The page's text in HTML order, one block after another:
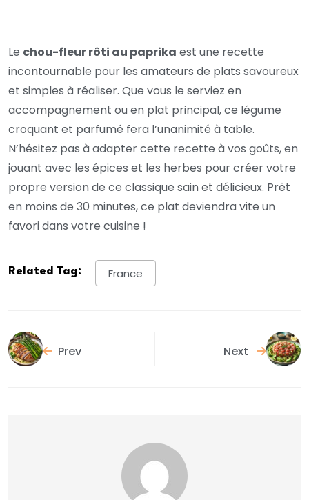
Le chou-fleur rôti au paprika est une recette
incontournable pour les amateurs de plats savoureux
et simples à réaliser. Que vous le serviez en
accompagnement ou en plat principal, ce légume
croquant et parfumé fera l’unanimité à table.
N’hésitez pas à adapter cette recette à vos goûts, en
jouant avec les épices et les herbes pour créer votre
propre version de ce classique sain et délicieux. Prêt
en moins de 30 minutes, ce plat deviendra vite un
favori dans votre cuisine !
Related Tag: France
Prev Next